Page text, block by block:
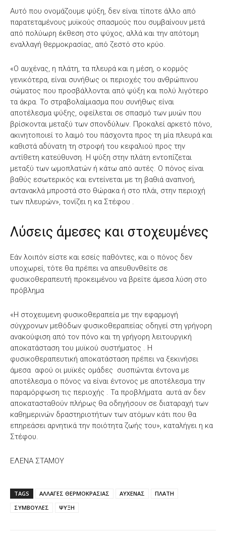
Αυτό που ονομάζουμε ψύξη, δεν είναι τίποτε άλλο από
παρατεταμένους μυϊκούς σπασμούς που συμβαίνουν μετά
από πολύωρη έκθεση στο ψύχος, αλλά και την απότομη
εναλλαγή θερμοκρασίας, από ζεστό στο κρύο.
«Ο αυχένας, η πλάτη, τα πλευρά και η μέση, ο κορμός
γενικότερα, είναι συνήθως οι περιοχές του ανθρώπινου
σώματος που προσβάλλονται από ψύξη και πολύ λιγότερο
τα άκρα. Το στραβολαίμιασμα που συνήθως είναι
αποτέλεσμα ψύξης, οφείλεται σε σπασμό των μυών που
βρίσκονται μεταξύ των σπονδύλων. Προκαλεί αρκετό πόνο,
ακινητοποιεί το λαιμό του πάσχοντα προς τη μία πλευρά και
καθιστά αδύνατη τη στροφή του κεφαλιού προς την
αντίθετη κατεύθυνση. Η ψύξη στην πλάτη εντοπίζεται
μεταξύ των ωμοπλατών ή κάτω από αυτές. Ο πόνος είναι
βαθύς εσωτερικός και εντείνεται με τη βαθιά αναπνοή,
αντανακλά μπροστά στο θώρακα ή στο πλάι, στην περιοχή
των πλευρών», τονίζει η κα Στέφου .
Λύσεις άμεσες και στοχευμένες
Εάν λοιπόν είστε και εσείς παθόντες, και ο πόνος δεν
υποχωρεί, τότε θα πρέπει να απευθυνθείτε σε
φυσικοθεραπευτή προκειμένου να βρείτε άμεσα λύση στο
πρόβλημα
«Η στοχευμενη φυσικοθεραπεία με την εφαρμογή
σύγχρονων μεθόδων φυσικοθεραπείας οδηγεί στη γρήγορη
ανακούφιση από τον πόνο και τη γρήγορη λειτουργική
αποκατάσταση του μυϊκού συστήματος . Η
φυσικοθεραπευτική αποκατάσταση πρέπει να ξεκινήσει
άμεσα αφού οι μυϊκές ομάδες συσπώνται έντονα με
αποτέλεσμα ο πόνος να είναι έντονος με αποτέλεσμα την
παραμόρφωση τις περιοχής . Τα προβλήματα αυτά αν δεν
αποκατασταθούν πλήρως θα οδηγήσουν σε διαταραχή των
καθημερινών δραστηριοτήτων των ατόμων κάτι που θα
επηρεάσει αρνητικά την ποιότητα ζωής του», καταλήγει η κα
Στέφου.
ΕΛΕΝΑ ΣΤΑΜΟΥ
TAGS ΑΛΛΑΓΕΣ ΘΕΡΜΟΚΡΑΣΙΑΣ ΑΥΧΕΝΑΣ
ΠΛΑΤΗ
ΣΥΜΒΟΥΛΕΣ
ΨΥΞΗ